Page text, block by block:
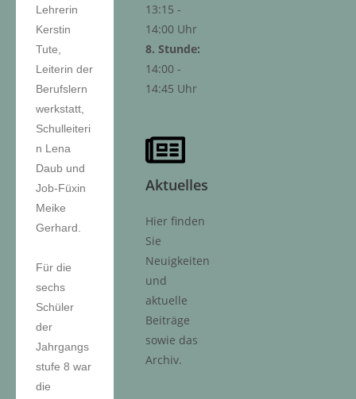
13:15 -
14:00 Uhr
8. Stunde:
14:00 -
14:45 Uhr
Aktuelles
Hier finden
Sie
Neuigkeiten
und
aktuelle
Beiträge
sowie das
Archiv.
Lehrerin
Kerstin
Tute,
Leiterin der
Berufslern
werkstatt,
Schulleiteri
n Lena
Daub und
Job-Füxin
Meike
Gerhard.
Für die
sechs
Schüler
der
Jahrgangs
stufe 8 war
die